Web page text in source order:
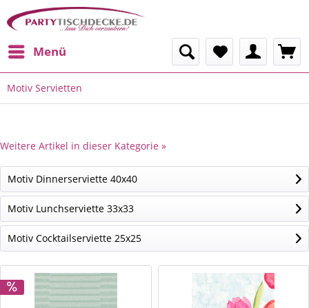
Menü
Motiv Servietten
Weitere Artikel in dieser Kategorie »
Motiv Dinnerserviette 40x40
Motiv Lunchserviette 33x33
Motiv Cocktailserviette 25x25